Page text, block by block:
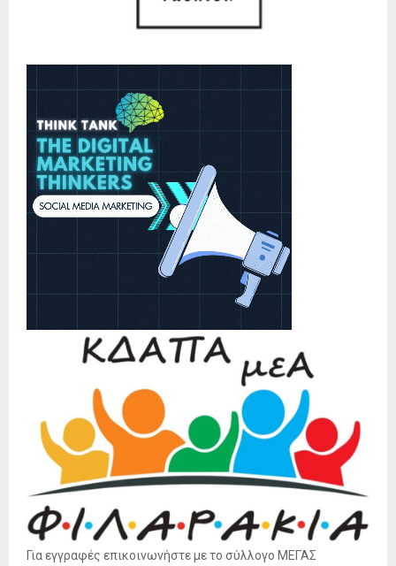
Για εγγραφές επικοινωνήστε με το σύλλογο ΜΕΓΑΣ